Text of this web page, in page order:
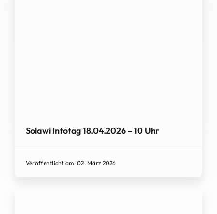
Solawi Infotag 18.04.2026 – 10 Uhr
Veröffentlicht am: 02. März 2026